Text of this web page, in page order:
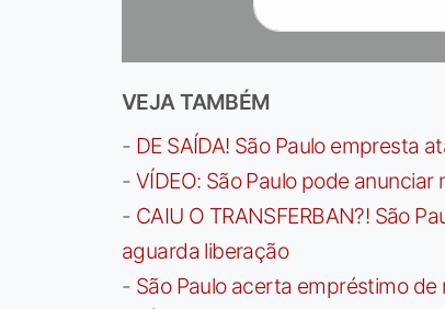
VEJA TAMBÉM
- DE SAÍDA! São Paulo empresta
- VÍDEO: São Paulo pode
- CAIU O TRANSFERBAN?! São
aguarda liberação
- São Paulo acerta empréstimo